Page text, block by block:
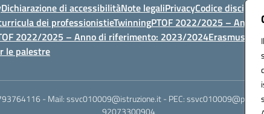
Dichiarazione di accessibilitàNote legaliPrivacyCodice
dei professionistieTwinningPTOF 2022/2025 – Anno
2022/2025 – Anno di riferimento: 2023/2024Erasmus
le palestre
- Mail: ssvc010009@istruzione.it - PEC:
92073300904